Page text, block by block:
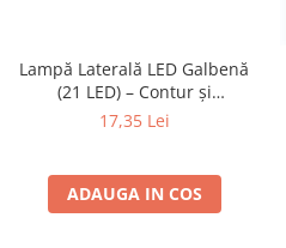
Lampă Laterală LED Galbenă
(21 LED) – Contur și
Semnalizare, 12V-24V
17,35 Lei
ADAUGA IN COS